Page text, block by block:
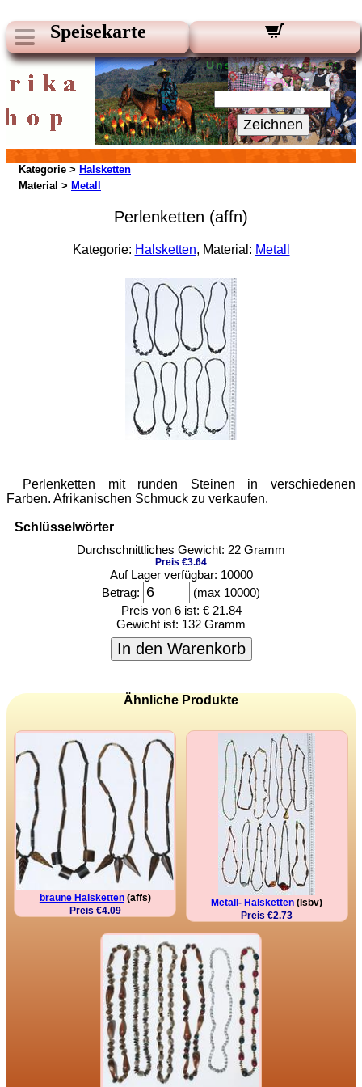
Speisekarte
Unsere Newsletter:
Ihre E-Mail:
Zeichnen
Kategorie > Halsketten
Material > Metall
Perlenketten (affn)
Kategorie: Halsketten, Material: Metall
Perlenketten mit runden Steinen in verschiedenen
Farben. Afrikanischen Schmuck zu verkaufen.
Schlüsselwörter
Durchschnittliches Gewicht: 22 Gramm
Preis €3.64
Auf Lager verfügbar: 10000
Betrag:
(max 10000)
Preis von 6 ist: € 21.84
Gewicht ist: 132 Gramm
In den Warenkorb
Ähnliche Produkte
braune Halsketten(affs)
Preis €4.09
Metall- Halsketten (lsbv)
Preis €2.73